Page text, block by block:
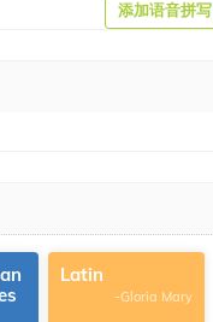
添加语音拼写
Latin
-Gloria Mary